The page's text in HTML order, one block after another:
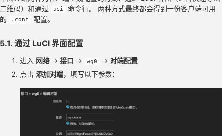
二维码）和通过
uci
命令行。 两种方式最终都会得到一份客户端可用
的
.conf 配置。
5.1. 通过 LuCI 界面配置
进入 网络 → 接口 → wg0 → 对端配置
点击 添加对端，填写以下参数：